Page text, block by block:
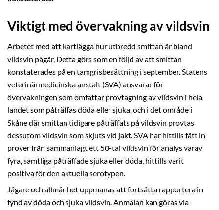
Viktigt med övervakning av vildsvin
Arbetet med att kartlägga hur utbredd smittan är bland
vildsvin pågår, Detta görs som en följd av att smittan
konstaterades på en tamgrisbesättning i september. Statens
veterinärmedicinska anstalt (SVA) ansvarar för
övervakningen som omfattar provtagning av vildsvin i hela
landet som påträffas döda eller sjuka, och i det område i
Skåne där smittan tidigare påträffats på vildsvin provtas
dessutom vildsvin som skjuts vid jakt. SVA har hittills fått in
prover från sammanlagt ett 50-tal vildsvin för analys varav
fyra, samtliga påträffade sjuka eller döda, hittills varit
positiva för den aktuella serotypen.
Jägare och allmänhet uppmanas att fortsätta rapportera in
fynd av döda och sjuka vildsvin. Anmälan kan göras via